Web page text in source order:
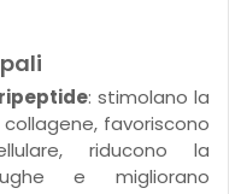
: stimolano la
favoriscono
riducono la
e migliorano